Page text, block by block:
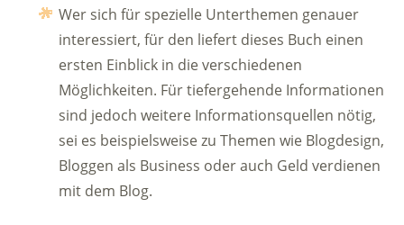
Wer sich für spezielle Unterthemen genauer
interessiert, für den liefert dieses Buch einen
ersten Einblick in die verschiedenen
Möglichkeiten. Für tiefergehende Informationen
sind jedoch weitere Informationsquellen nötig,
sei es beispielsweise zu Themen wie Blogdesign,
Bloggen als Business oder auch Geld verdienen
mit dem Blog.